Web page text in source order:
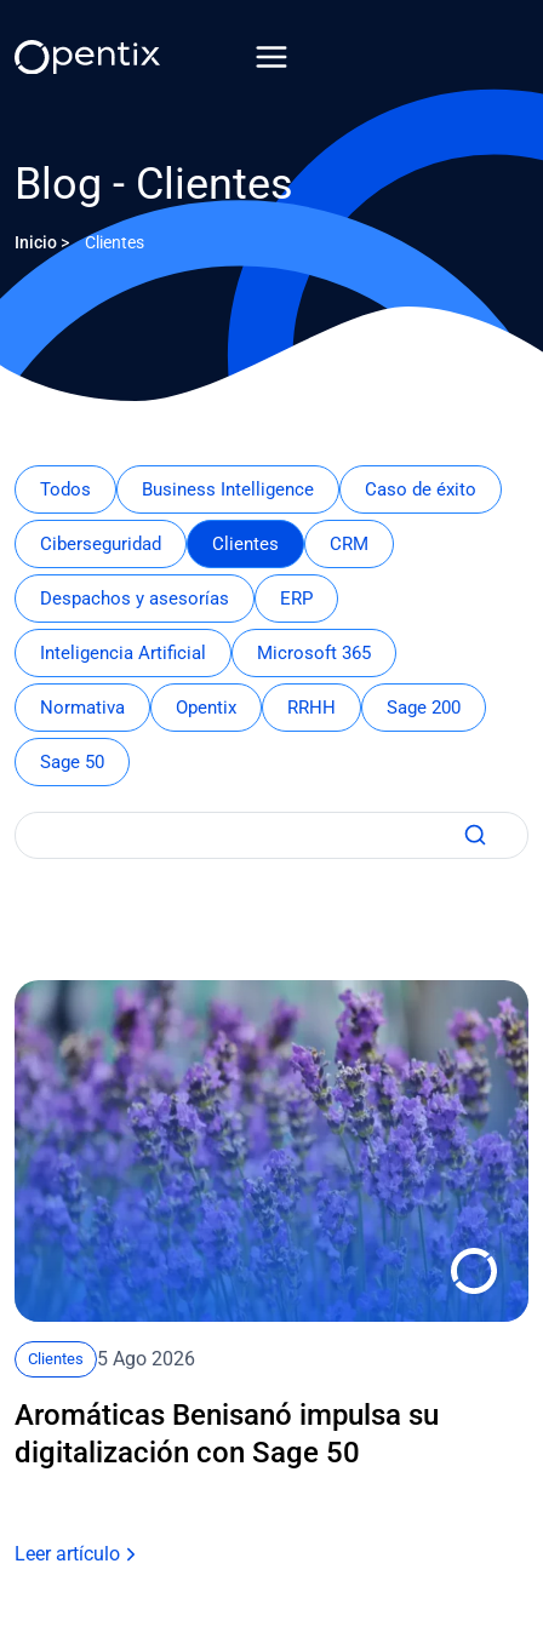
contenido
Blog - Clientes
Inicio > Clientes
Todos Business Intelligence Caso de éxito
Ciberseguridad Clientes CRM
Despachos y asesorías ERP
Inteligencia Artificial Microsoft 365
Normativa Opentix RRHH Sage 200
Sage 50
Clientes 5 Ago 2026
Aromáticas Benisanó impulsa su
digitalización con Sage 50
Leer artículo